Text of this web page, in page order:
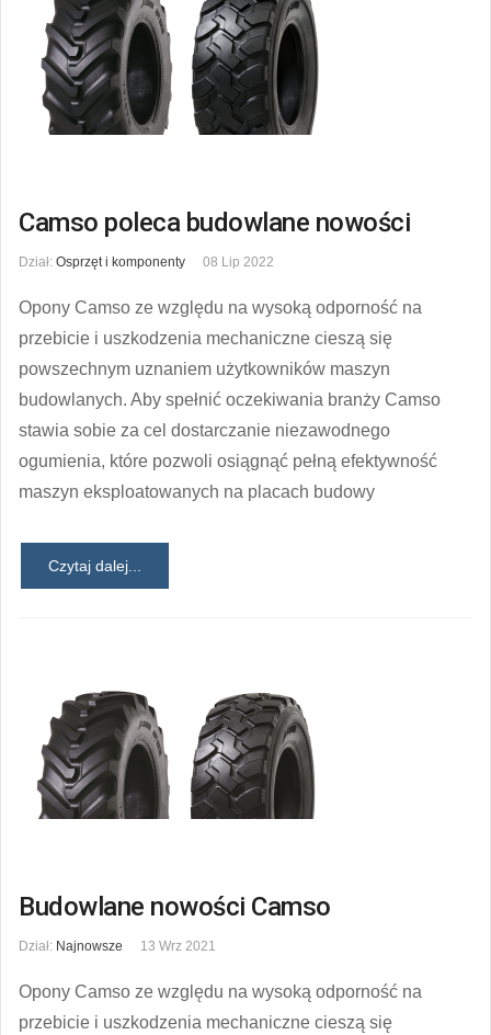
Camso poleca budowlane nowości
Dział: Osprzęt i komponenty 08 Lip 2022
Opony Camso ze względu na wysoką odporność na
przebicie i uszkodzenia mechaniczne cieszą się
powszechnym uznaniem użytkowników maszyn
budowlanych. Aby spełnić oczekiwania branży Camso
stawia sobie za cel dostarczanie niezawodnego
ogumienia, które pozwoli osiągnąć pełną efektywność
maszyn eksploatowanych na placach budowy
Czytaj dalej...
Budowlane nowości Camso
Dział: Najnowsze 13 Wrz 2021
Opony Camso ze względu na wysoką odporność na
przebicie i uszkodzenia mechaniczne cieszą się